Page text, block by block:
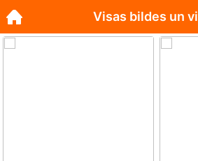
Visas bildes un